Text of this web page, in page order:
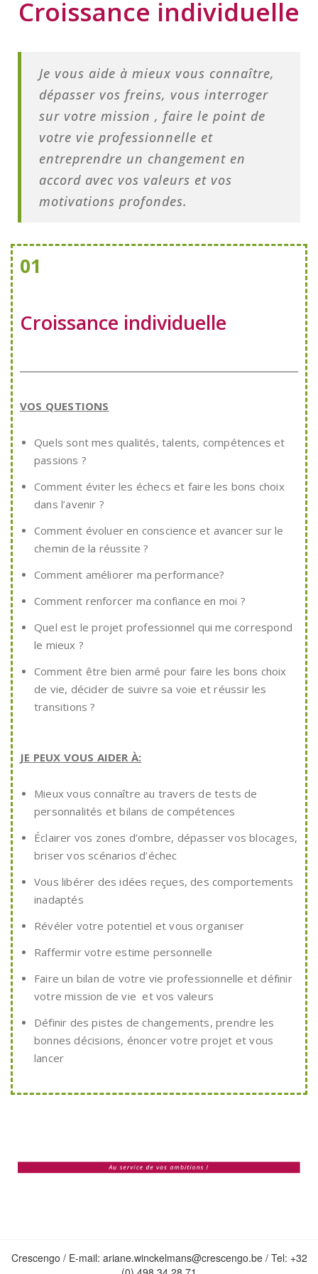
Croissance individuelle
Je vous aide à mieux vous connaître,
dépasser vos freins, vous interroger
sur votre mission , faire le point de
votre vie professionnelle et
entreprendre un changement en
accord avec vos valeurs et vos
motivations profondes.
01
Croissance individuelle
VOS QUESTIONS
Quels sont mes qualités, talents, compétences et
passions ?
Comment éviter les échecs et faire les bons choix
dans l’avenir ?
Comment évoluer en conscience et avancer sur le
chemin de la réussite ?
Comment améliorer ma performance?
Comment renforcer ma confiance en moi ?
Quel est le projet professionnel qui me correspond
le mieux ?
Comment être bien armé pour faire les bons choix
de vie, décider de suivre sa voie et réussir les
transitions ?
JE PEUX VOUS AIDER À:
Mieux vous connaître au travers de tests de
personnalités et bilans de compétences
Éclairer vos zones d’ombre, dépasser vos blocages,
briser vos scénarios d’échec
Vous libérer des idées reçues, des comportements
inadaptés
Révéler votre potentiel et vous organiser
Raffermir votre estime personnelle
Faire un bilan de votre vie professionnelle et définir
votre mission de vie et vos valeurs
Définir des pistes de changements, prendre les
bonnes décisions, énoncer votre projet et vous
lancer
Crescengo / E-mail: ariane.winckelmans@crescengo.be / Tel: +32